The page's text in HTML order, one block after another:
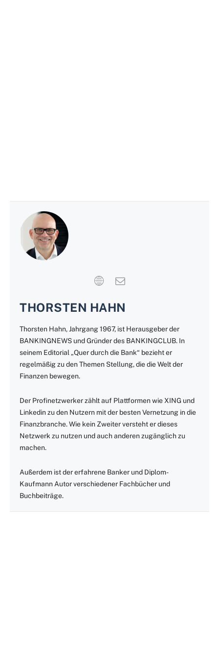
THORSTEN HAHN
Thorsten Hahn, Jahrgang 1967, ist Herausgeber der
BANKINGNEWS und Gründer des BANKINGCLUB. In
seinem Editorial „Quer durch die Bank“ bezieht er
regelmäßig zu den Themen Stellung, die die Welt der
Finanzen bewegen.
Der Profinetzwerker zählt auf Plattformen wie XING und
Linkedin zu den Nutzern mit der besten Vernetzung in die
Finanzbranche. Wie kein Zweiter versteht er dieses
Netzwerk zu nutzen und auch anderen zugänglich zu
machen.
Außerdem ist der erfahrene Banker und Diplom-
Kaufmann Autor verschiedener Fachbücher und
Buchbeiträge.